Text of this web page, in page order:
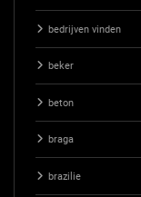
bedrijven vinden
beker
beton
braga
brazilie